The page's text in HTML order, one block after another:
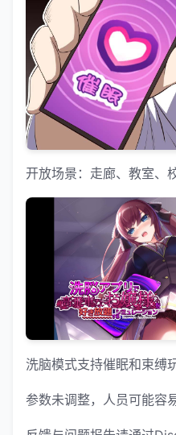
开放场景：走廊、教室、
洗脑模式支持催眠和束缚
参数未调整，人员可能容